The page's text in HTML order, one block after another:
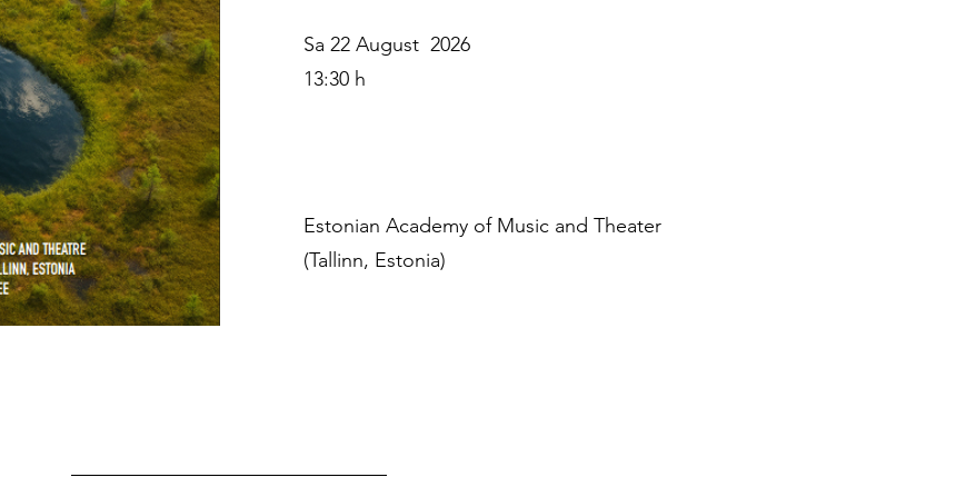
Sa 22 August 2026
13:30 h
Estonian Academy of Music and Theater
(Tallinn, Estonia)